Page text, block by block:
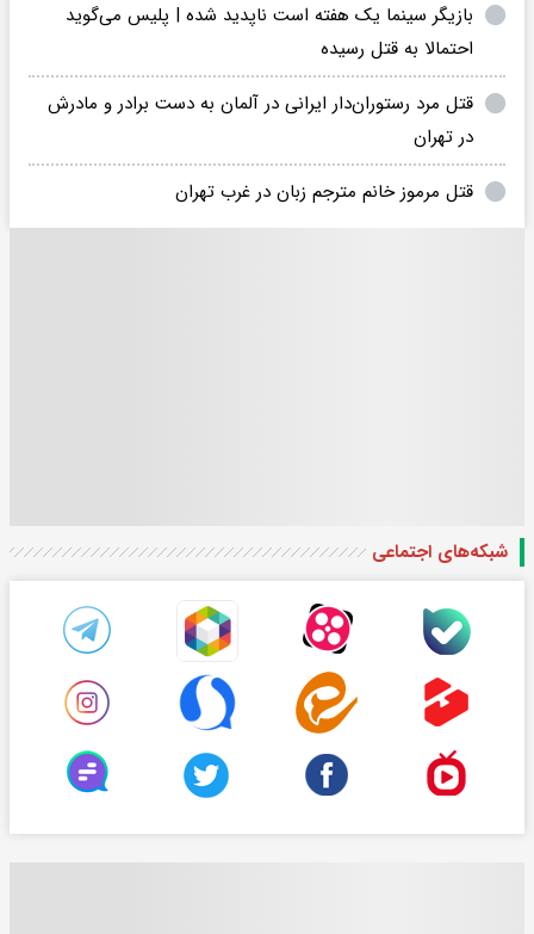
بازیگر سینما یک هفته است ناپدید شده | پلیس می‌گوید
احتمالا به قتل رسیده
قتل مرد رستوران‌دار ایرانی در آلمان به دست برادر و مادرش
در تهران
قتل مرموز خانم مترجم زبان در غرب تهران
شبکه‌های اجتماعی